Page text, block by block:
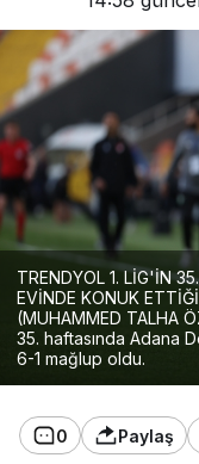
TRENDYOL 1. LİG'İN
EVİNDE KONUK
(MUHAMMED TALHA
35. haftasında Adana
6-1 mağlup oldu.
0 Paylaş